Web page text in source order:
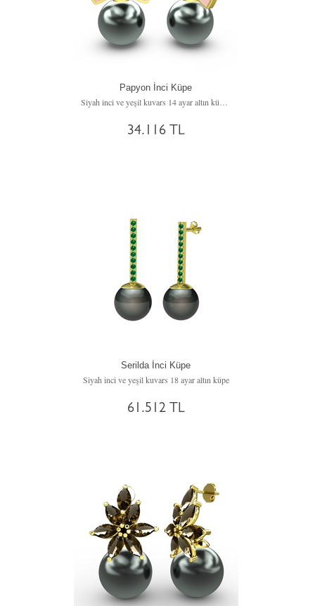
Papyon İnci Küpe
34.116 TL
Serilda İnci Küpe
Siyah inci ve yeşil kuvars 18 ayar altın küpe
61.512 TL